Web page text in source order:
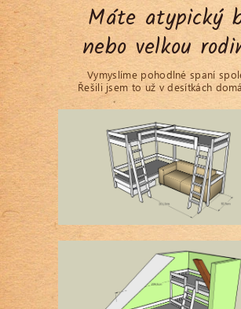
Máte atypický
nebo velkou
Vymyslíme pohodlné spaní
Řešili jsem to už v desítkách